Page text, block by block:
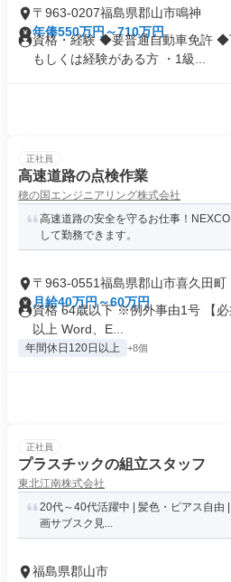
〒963-0207福島県郡山市鳴神
年俸550万円～710万円
資格・経験 ◆要普通自動車免許 ◆
もしくは経験がある方 ・1級...
正社員
高速道路の点検作業
穂の国エンジニアリング株式会社
高速道路の安全を守るお仕事！
して勤務できます。
〒963-0551福島県郡山市喜久田町
月給40万円～60万円
資格 64歳以下 ※例外事由1号 【
以上 Word、E...
年間休日120日以上 +8個
正社員
プラスチックの組立スタッフ
東北江南株式会社
20代～40代活躍中 | 髪色・ピアス自由
画サブスク見...
福島県郡山市